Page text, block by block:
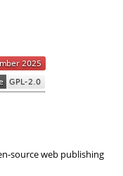
source web publishing